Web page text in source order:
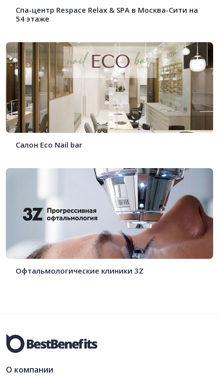
Спа-центр Respace Relax & SPA в Москва-Сити на
54 этаже
Салон Eco Nail bar
Офтальмологические клиники 3Z
О компании